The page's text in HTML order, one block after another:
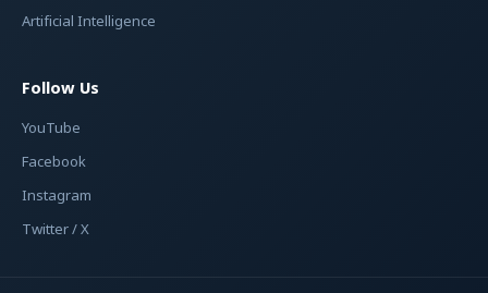
Artificial Intelligence
Follow Us
YouTube
Facebook
Instagram
Twitter / X